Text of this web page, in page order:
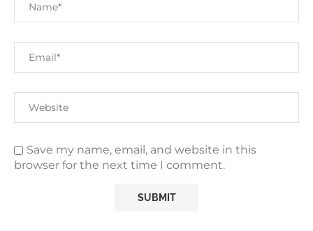
Save my name, email, and website in this
browser for the next time I comment.